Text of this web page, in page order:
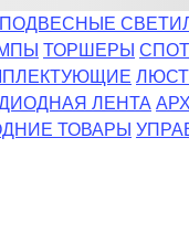
ПОДВЕСНЫЕ
ТОРШЕРЫ
ЛЕНТА
ТОВАРЫ